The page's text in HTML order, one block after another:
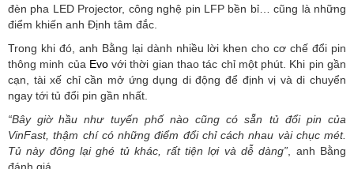
đèn pha LED Projector, công nghệ pin LFP bền bỉ… cũng là những
điểm khiến anh Định tâm đắc.
Trong khi đó, anh Bằng lại dành nhiều lời khen cho cơ chế đổi pin
thông minh của Evovới thời gian thao tác chỉ một phút. Khi pin gần
cạn, tài xế chỉ cần mở ứng dụng di động để định vị và di chuyển
ngay tới tủ đổi pin gần nhất.
“Bây giờ hầu như tuyến phố nào cũng có sẵn tủ đổi pin của
VinFast, thậm chí có những điểm đổi chỉ cách nhau vài chục mét.
Tủ này đông lại ghé tủ khác, rất tiện lợi và dễ dàng” , anh Bằng
đánh giá.